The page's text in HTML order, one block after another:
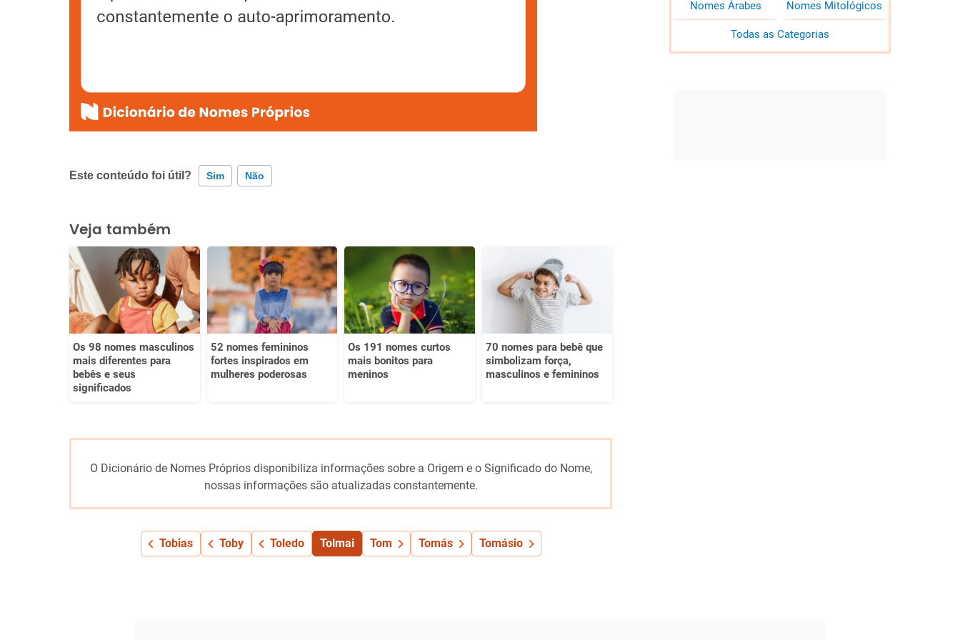
Este conteúdo foi útil? Sim Não
Este conteúdo contém informação incorreta
Este conteúdo não tem a informação que procuro
Outro
Veja também
Os 98 nomes masculinos
mais diferentes para
bebês e seus
significados
52 nomes femininos
fortes inspirados em
mulheres poderosas
Os 191 nomes curtos
mais bonitos para
meninos
70 nomes para bebê que
simbolizam força,
masculinos e femininos
O Dicionário de Nomes Próprios disponibiliza informações sobre a Origem e o Significado do Nome,
nossas informações são atualizadas constantemente.
Tobias Toby Toledo Tolmai Tom Tomás Tomásio
Nomes Árabes Nomes Mitológicos
Todas as Categorias